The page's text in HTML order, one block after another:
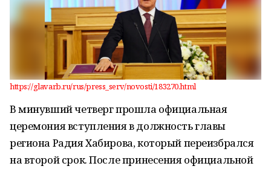
https://glavarb.ru/rus/press_serv/novosti/183270.html
В минувший четверг прошла официальная
церемония вступления в должность главы
региона Радия Хабирова, который переизбрался
на второй срок. После принесения официальной